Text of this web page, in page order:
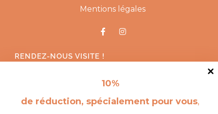
10%
de réduction, spécialement pour vous,
Mentions légales
RENDEZ-NOUS VISITE !